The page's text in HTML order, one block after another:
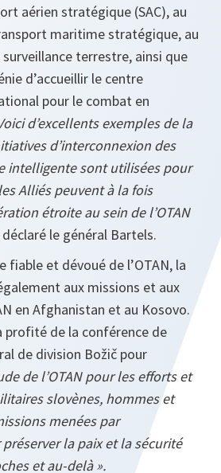
aérien stratégique (SAC), au
maritime stratégique, au
terrestre, ainsi que
d’accueillir le centre
pour le combat en
d’excellents exemples de la
d’interconnexion des
intelligente sont utilisées pour
Alliés peuvent à la fois
étroite au sein de l’OTAN
déclaré le général Bartels.
fiable et dévoué de l’OTAN, la
aux missions et aux
en Afghanistan et au Kosovo.
profité de la conférence de
de division Božič pour
de l’OTAN pour les efforts et
slovènes, hommes et
menées par
la paix et la sécurité
et au-delà ».